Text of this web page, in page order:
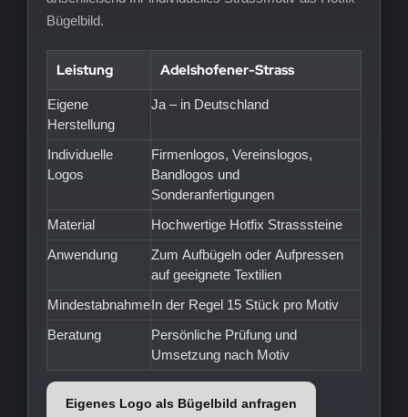
Bügelbild.
Leistung Adelshofener-Strass
Eigene
Herstellung
Ja – in Deutschland
Individuelle
Logos
Firmenlogos, Vereinslogos,
Bandlogos und
Sonderanfertigungen
Material
Hochwertige Hotfix Strasssteine
Anwendung
Zum Aufbügeln oder Aufpressen
auf geeignete Textilien
MindestabnahmeIn der Regel 15 Stück pro Motiv
Beratung
Persönliche Prüfung und
Umsetzung nach Motiv
Eigenes Logo als Bügelbild anfragen